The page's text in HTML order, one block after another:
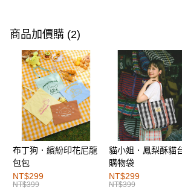
信用卡一次付款
購物金
超商取貨付款
LINE Pay
街口支付
運送方式
全家取貨付款
每筆NT$60，滿NT$1,000(含以上)免運費
商品加價購 (2)
布丁狗．繽紛印花尼龍
包包
NT$299
NT$399
貓小姐．鳳梨酥貓
購物袋
NT$299
NT$399